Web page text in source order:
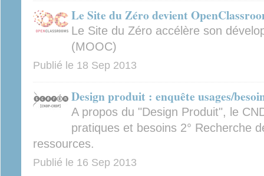
Le Site du Zéro devient
Le Site du Zéro accélère son
(MOOC)
Publié le 18 Sep 2013
Design produit : enquête usages/
A propos du "Design Produit", le
pratiques et besoins 2° Recherche
ressources.
Publié le 16 Sep 2013